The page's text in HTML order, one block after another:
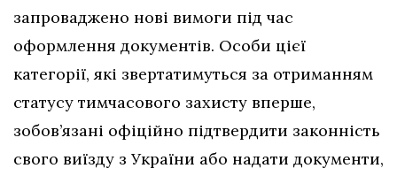
запроваджено нові вимоги під час
оформлення документів. Особи цієї
категорії, які звертатимуться за отриманням
статусу тимчасового захисту вперше,
зобов’язані офіційно підтвердити законність
свого виїзду з України або надати документи,